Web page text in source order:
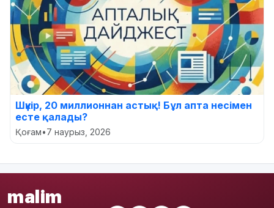
Шүкір, 20 миллионнан астық! Бұл апта несімен
есте қалады?
Қоғам•7 наурыз, 2026
malim